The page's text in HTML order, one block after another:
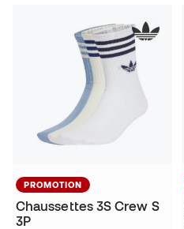
PROMOTION
Chaussettes 3S Crew S
3P